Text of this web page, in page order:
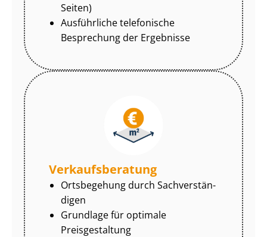
Seiten)
Ausführliche telefonische
Besprechung der Ergebnisse
Ver­kaufs­be­ra­tung
Ortsbegehung durch Sach­ver­stän­
di­gen
Grundlage für optimale
Preisgestaltung